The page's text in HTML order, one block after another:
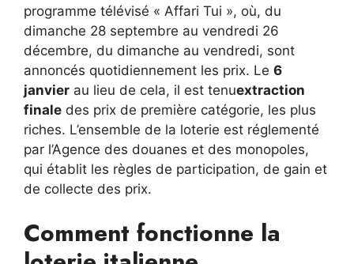
programme télévisé « Affari Tui », où, du
dimanche 28 septembre au vendredi 26
décembre, du dimanche au vendredi, sont
annoncés quotidiennement les prix. Le 6
janvier au lieu de cela, il est tenuextraction
finale des prix de première catégorie, les plus
riches. L’ensemble de la loterie est réglementé
par l’Agence des douanes et des monopoles,
qui établit les règles de participation, de gain et
de collecte des prix.
Comment fonctionne la